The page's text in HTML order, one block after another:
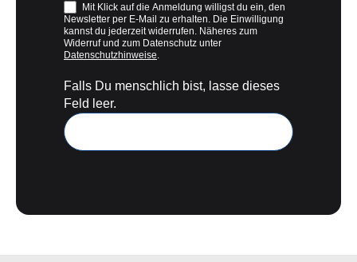
Mit Klick auf die Anmeldung willigst du ein, den
Newsletter per E-Mail zu erhalten. Die Einwilligung
kannst du jederzeit widerrufen. Näheres zum
Widerruf und zum Datenschutz unter
Datenschutzhinweise.
Falls Du menschlich bist, lasse dieses
Feld leer.